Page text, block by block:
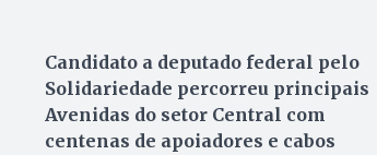
Candidato a deputado federal pelo
Solidariedade percorreu principais
Avenidas do setor Central com
centenas de apoiadores e cabos